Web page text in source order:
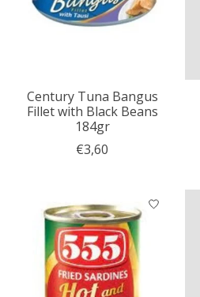
Century Tuna Bangus
Fillet with Black Beans
184gr
€3,60